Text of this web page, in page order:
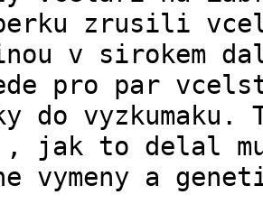
zrusili
v sirokem
pro par
do vyzkumaku.
, jak to delal
vymeny a